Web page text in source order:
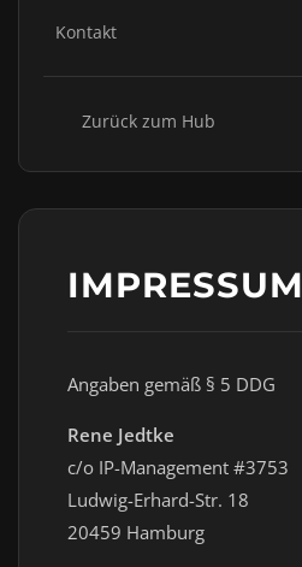
Kontakt
Zurück zum Hub
IMPRESSUM
Angaben gemäß § 5 DDG
Rene Jedtke
c/o IP-Management #3753
Ludwig-Erhard-Str. 18
20459 Hamburg